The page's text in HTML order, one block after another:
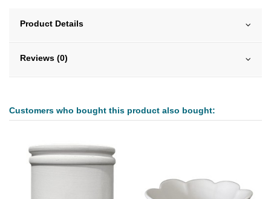
Product Details
Reviews (0)
Customers who bought this product also bought: